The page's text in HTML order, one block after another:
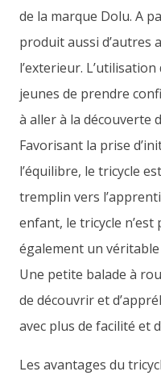
de la marque Dolu. A
produit aussi d’autres
l’exterieur.
jeunes de prendre
à aller à la découverte
Favorisant la prise
l’équilibre, le tricycle
tremplin vers
enfant, le tricycle n’est
également un
Une petite balade à
de découvrir et
avec plus de facilité et
Les avantages du